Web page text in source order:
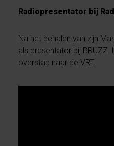
Radiopresentator bij
Na het behalen van zijn
als presentator bij BRUZZ.
overstap naar de VRT.